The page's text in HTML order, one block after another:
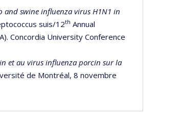
and swine influenza virus H1N1 in
suis/12th Annual
Concordia University Conference
et au virus influenza porcin sur la
de Montréal, 8 novembre